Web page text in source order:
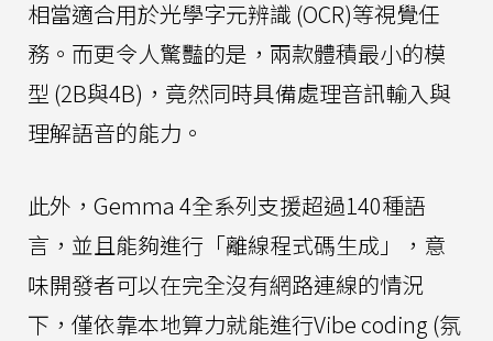
相當適合用於光學字元辨識 (OCR)等視覺任
務。而更令人驚豔的是，兩款體積最小的模
型 (2B與4B)，竟然同時具備處理音訊輸入與
理解語音的能力。
此外，Gemma 4全系列支援超過140種語
言，並且能夠進行「離線程式碼生成」，意
味開發者可以在完全沒有網路連線的情況
下，僅依靠本地算力就能進行Vibe coding (氛